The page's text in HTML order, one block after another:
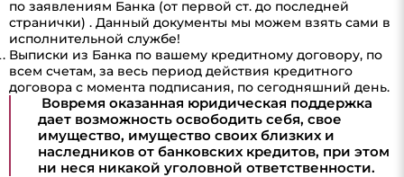
по заявлениям Банка (от первой ст. до последней
странички) . Данный документы мы можем взять сами в
исполнительной службе!
Выписки из Банка по вашему кредитному договору, по
всем счетам, за весь период действия кредитного
договора с момента подписания, по сегодняшний день.
Вовремя оказанная юридическая поддержка
дает возможность освободить себя, свое
имущество, имущество своих близких и
наследников от банковских кредитов, при этом
ни неся никакой уголовной ответственности.